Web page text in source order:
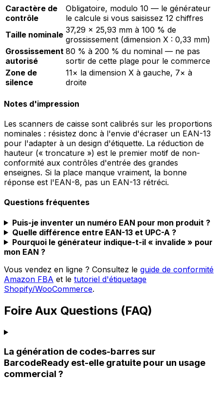
Caractère de
contrôle
Obligatoire, modulo 10 — le générateur
le calcule si vous saisissez 12 chiffres
Taille nominale 37,29 × 25,93 mm à 100 % de
grossissement (dimension X : 0,33 mm)
Grossissement
autorisé
80 % à 200 % du nominal — ne pas
sortir de cette plage pour le commerce
Zone de
silence
11× la dimension X à gauche, 7× à
droite
Notes d'impression
Les scanners de caisse sont calibrés sur les proportions
nominales : résistez donc à l'envie d'écraser un EAN-13
pour l'adapter à un design d'étiquette. La réduction de
hauteur (« troncature ») est le premier motif de non-
conformité aux contrôles d'entrée des grandes
enseignes. Si la place manque vraiment, la bonne
réponse est l'EAN-8, pas un EAN-13 rétréci.
Questions fréquentes
Puis-je inventer un numéro EAN pour mon produit ?
Quelle différence entre EAN-13 et UPC-A ?
Pourquoi le générateur indique-t-il « invalide » pour
mon EAN ?
Vous vendez en ligne ? Consultez le guide de conformité
Amazon FBA et le tutoriel d'étiquetage
Shopify/WooCommerce.
Foire Aux Questions (FAQ)
La génération de codes-barres sur
BarcodeReady est-elle gratuite pour un usage
commercial ?